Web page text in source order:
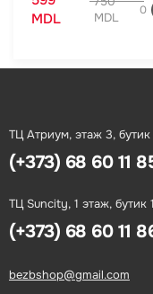
MDL
MDL
0
ТЦ Атриум, этаж 3,
(+373) 68 60 11
ТЦ Suncity, 1 этаж, бутик
(+373) 68 60 11
bezbshop@gmail.com